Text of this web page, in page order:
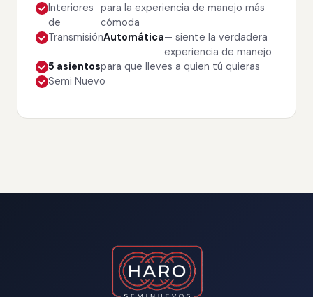
Interiores
de
para la experiencia de manejo más
cómoda
TransmisiónAutomática— siente la verdadera
experiencia de manejo
5 asientospara que lleves a quien tú quieras
Semi Nuevo